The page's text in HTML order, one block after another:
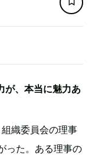
が、本当に魅力あ
織委員会の理事
った。ある理事の